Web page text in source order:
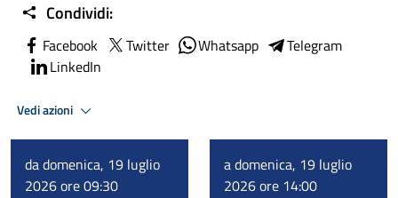
Condividi:
Facebook Twitter Whatsapp
Telegram
LinkedIn
Vedi azioni
da domenica, 19 luglio
2026 ore 09:30
a domenica, 19 luglio
2026 ore 14:00